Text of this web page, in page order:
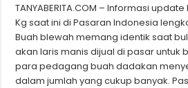
TANYABERITA.COM – Informasi
Kg saat ini di Pasaran Indonesia
Buah blewah memang identik saat
akan laris manis dijual di pasar untuk
para pedagang buah dadakan
dalam jumlah yang cukup banyak.